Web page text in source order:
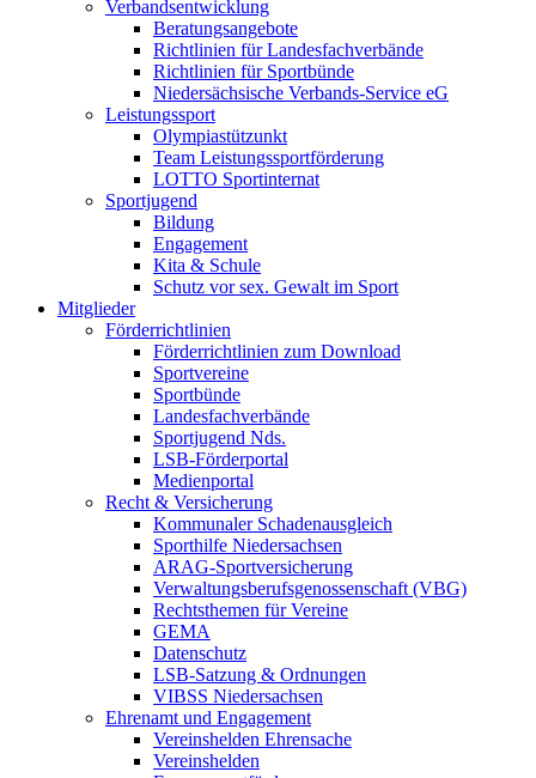
Verbandsentwicklung
Beratungsangebote
Richtlinien für Landesfachverbände
Richtlinien für Sportbünde
Niedersächsische Verbands-Service eG
Leistungssport
Olympiastützunkt
Team Leistungssportförderung
LOTTO Sportinternat
Sportjugend
Bildung
Engagement
Kita & Schule
Schutz vor sex. Gewalt im Sport
Mitglieder
Förderrichtlinien
Förderrichtlinien zum Download
Sportvereine
Sportbünde
Landesfachverbände
Sportjugend Nds.
LSB-Förderportal
Medienportal
Recht & Versicherung
Kommunaler Schadenausgleich
Sporthilfe Niedersachsen
ARAG-Sportversicherung
Verwaltungsberufsgenossenschaft (VBG)
Rechtsthemen für Vereine
GEMA
Datenschutz
LSB-Satzung & Ordnungen
VIBSS Niedersachsen
Ehrenamt und Engagement
Vereinshelden Ehrensache
Vereinshelden